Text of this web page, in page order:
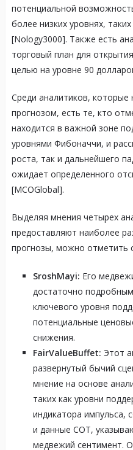
потенциальной
более низких уровнях,
[Nology3000]. Также есть
торговый план для
целью на уровне 90
Среди аналитиков, которые
прогнозом, есть те, кто
находится в важной зоне
уровнями Фибоначчи, и
роста, так и дальнейшего
ожидает определенного
[MCOGlobal].
Выделяя мнения четырех
предоставляют наиболее
прогнозы, можно отметить
SroshMayi: Его
достаточно
ключевого уровня
потенциальные
снижения.
FairValueBuffet: Этот
развернутый бычий
мнение на основе
таких как уровни
индикатора импульса,
и данные COT,
медвежий сентимент.